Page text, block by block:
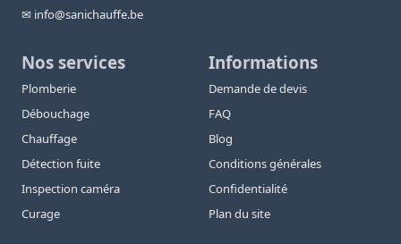
✉ info@sanichauffe.be
Nos services
Plomberie
Débouchage
Chauffage
Détection fuite
Inspection caméra
Curage
Informations
Demande de devis
FAQ
Blog
Conditions générales
Confidentialité
Plan du site